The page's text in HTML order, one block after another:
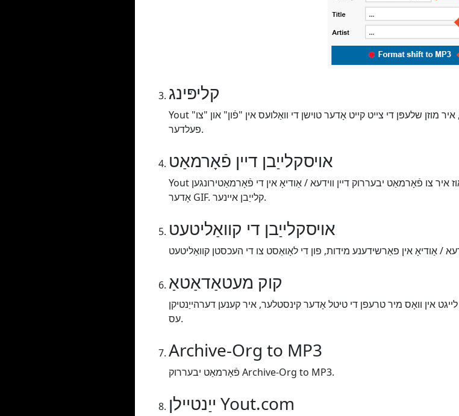
קליפּינג
Yout אַלאַוז איר צו גערעטעניש דיין ווידעא / אַודיאָ, איר מוזן שלעפּן די צייט קייט אָדער טוישן די וואַלועס אין "פֿון" און "צו"
פעלדער.
אויסקלייַבן דיין פֿאָרמאַט
Yout אַלאַוז איר צו פֿאָרמאַט יבעררוק דיין ווידעא / אַודיאָ אין די פֿאָרמאַטירונגען MP3 אָדער WAV (Audio), MP4 (Video)
אָדער GIF. קלייַבן איינער.
אויסקלייַבן די קוואַליטעט
קוק מעטאַדאַטאַ
אין וואָס מיר טרעפן די טיטל אָדער קינסטלער, איר קענען דערהייַנטיקן
עס.
Archive-Org to MP3
פֿאָרמאַט יבעררוק Archive-Org to MP3.
ייַנטיילן Yout.com